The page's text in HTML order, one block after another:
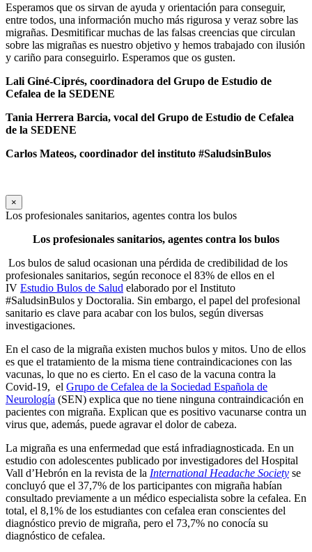
Esperamos que os sirvan de ayuda y orientación para conseguir,
entre todos, una información mucho más rigurosa y veraz sobre las
migrañas. Desmitificar muchas de las falsas creencias que circulan
sobre las migrañas es nuestro objetivo y hemos trabajado con ilusión
y cariño para conseguirlo. Esperamos que os gusten.
Lali Giné-Ciprés, coordinadora del Grupo de Estudio de
Cefalea de la SEDENE
Tania Herrera Barcia, vocal del Grupo de Estudio de Cefalea
de la SEDENE
Carlos Mateos, coordinador del instituto #SaludsinBulos
×
Los profesionales sanitarios, agentes contra los bulos
Los profesionales sanitarios, agentes contra los bulos
Los bulos de salud ocasionan una pérdida de credibilidad de los
profesionales sanitarios, según reconoce el 83% de ellos en el
IV Estudio Bulos de Salud elaborado por el Instituto
#SaludsinBulos y Doctoralia. Sin embargo, el papel del profesional
sanitario es clave para acabar con los bulos, según diversas
investigaciones.
En el caso de la migraña existen muchos bulos y mitos. Uno de ellos
es que el tratamiento de la misma tiene contraindicaciones con las
vacunas, lo que no es cierto. En el caso de la vacuna contra la
Covid-19, el Grupo de Cefalea de la Sociedad Española de
Neurología (SEN) explica que no tiene ninguna contraindicación en
pacientes con migraña. Explican que es positivo vacunarse contra un
virus que, además, puede agravar el dolor de cabeza.
La migraña es una enfermedad que está infradiagnosticada. En un
estudio con adolescentes publicado por investigadores del Hospital
Vall d’Hebrón en la revista de la International Headache Society se
concluyó que el 37,7% de los participantes con migraña habían
consultado previamente a un médico especialista sobre la cefalea. En
total, el 8,1% de los estudiantes con cefalea eran conscientes del
diagnóstico previo de migraña, pero el 73,7% no conocía su
diagnóstico de cefalea.